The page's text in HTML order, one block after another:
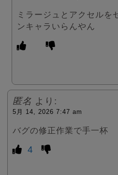
ミラージュとアクセルを
ンキャラいらんやん
匿名 より:
5月 14, 2026 7:47 am
バグの修正作業で手一杯
4